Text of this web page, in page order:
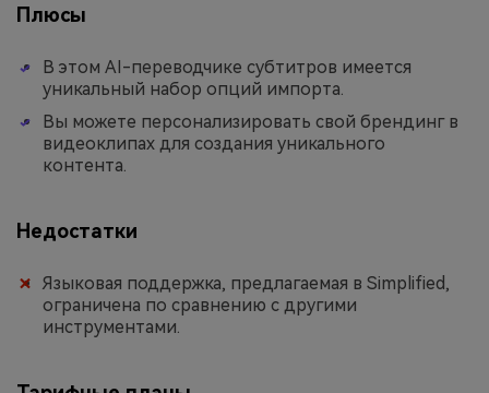
Плюсы
В этом AI-переводчике субтитров имеется
уникальный набор опций импорта.
Вы можете персонализировать свой брендинг в
видеоклипах для создания уникального
контента.
Недостатки
Языковая поддержка, предлагаемая в Simplified,
ограничена по сравнению с другими
инструментами.